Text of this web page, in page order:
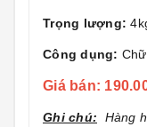
Trọng lượng:
Công dụng:
Giá bán:
Ghi chú:
Hàng